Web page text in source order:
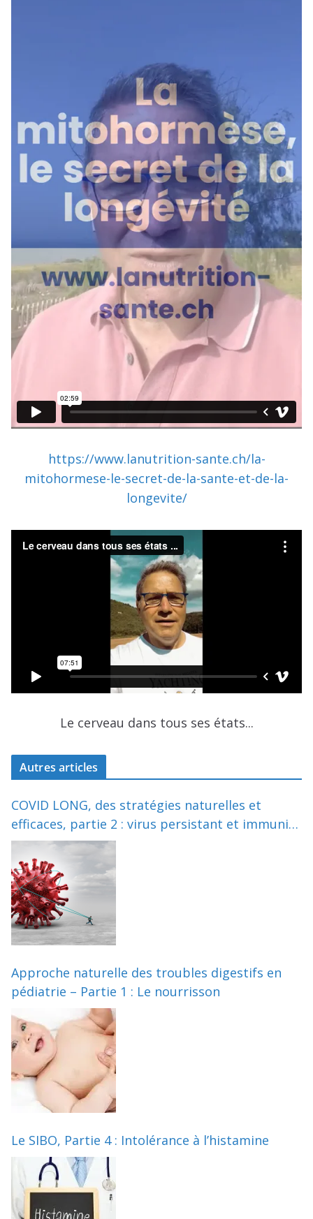
https://www.lanutrition-sante.ch/la-
mitohormese-le-secret-de-la-sante-et-de-la-
longevite/
Le cerveau dans tous ses états...
Autres articles
COVID LONG, des stratégies naturelles et
efficaces, partie 2 : virus persistant et immunité
dérèglée
Approche naturelle des troubles digestifs en
pédiatrie – Partie 1 : Le nourrisson
Le SIBO, Partie 4 : Intolérance à l’histamine